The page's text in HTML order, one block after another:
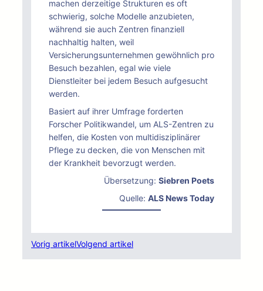
machen derzeitige Strukturen es oft
schwierig, solche Modelle anzubieten,
während sie auch Zentren finanziell
nachhaltig halten, weil
Versicherungsunternehmen gewöhnlich pro
Besuch bezahlen, egal wie viele
Dienstleiter bei jedem Besuch aufgesucht
werden.
Basiert auf ihrer Umfrage forderten
Forscher Politikwandel, um ALS-Zentren zu
helfen, die Kosten von multidisziplinärer
Pflege zu decken, die von Menschen mit
der Krankheit bevorzugt werden.
Übersetzung: Siebren Poets
Quelle: ALS News Today
Vorig artikelVolgend artikel